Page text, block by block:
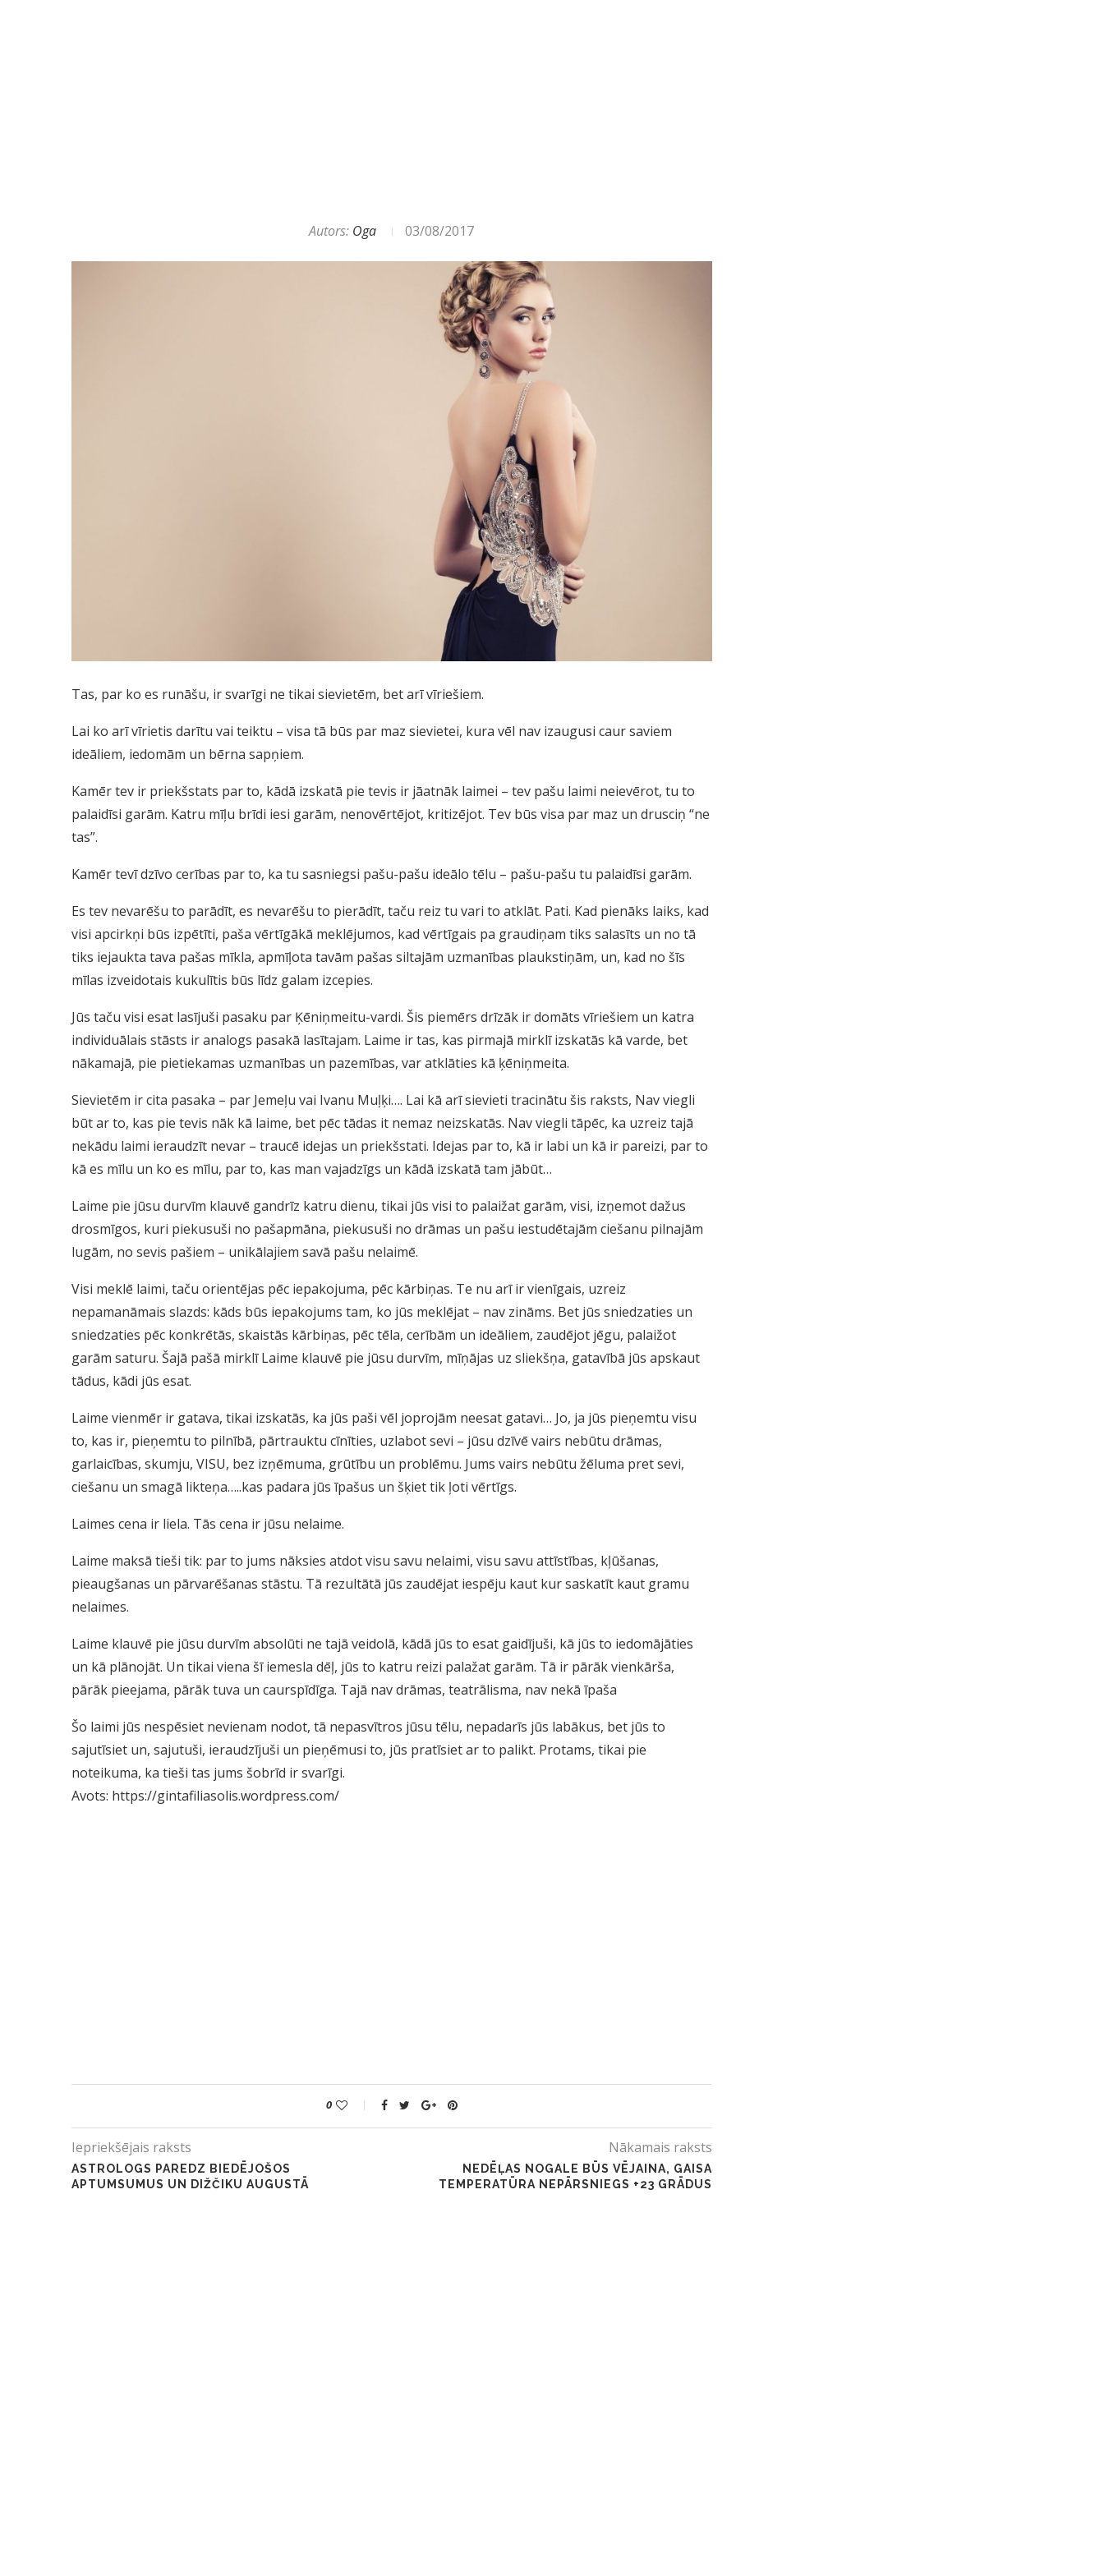
Autors: Oga 03/08/2017
Tas, par ko es runāšu, ir svarīgi ne tikai sievietēm, bet arī vīriešiem.
Lai ko arī vīrietis darītu vai teiktu – visa tā būs par maz sievietei, kura vēl nav izaugusi caur saviem
ideāliem, iedomām un bērna sapņiem.
Kamēr tev ir priekšstats par to, kādā izskatā pie tevis ir jāatnāk laimei – tev pašu laimi neievērot, tu to
palaidīsi garām. Katru mīļu brīdi iesi garām, nenovērtējot, kritizējot. Tev būs visa par maz un drusciņ “ne
tas”.
Kamēr tevī dzīvo cerības par to, ka tu sasniegsi pašu-pašu ideālo tēlu – pašu-pašu tu palaidīsi garām.
Es tev nevarēšu to parādīt, es nevarēšu to pierādīt, taču reiz tu vari to atklāt. Pati. Kad pienāks laiks, kad
visi apcirkņi būs izpētīti, paša vērtīgākā meklējumos, kad vērtīgais pa graudiņam tiks salasīts un no tā
tiks iejaukta tava pašas mīkla, apmīļota tavām pašas siltajām uzmanības plaukstiņām, un, kad no šīs
mīlas izveidotais kukulītis būs līdz galam izcepies.
Jūs taču visi esat lasījuši pasaku par Ķēniņmeitu-vardi. Šis piemērs drīzāk ir domāts vīriešiem un katra
individuālais stāsts ir analogs pasakā lasītajam. Laime ir tas, kas pirmajā mirklī izskatās kā varde, bet
nākamajā, pie pietiekamas uzmanības un pazemības, var atklāties kā ķēniņmeita.
Sievietēm ir cita pasaka – par Jemeļu vai Ivanu Muļķi…. Lai kā arī sievieti tracinātu šis raksts, Nav viegli
būt ar to, kas pie tevis nāk kā laime, bet pēc tādas it nemaz neizskatās. Nav viegli tāpēc, ka uzreiz tajā
nekādu laimi ieraudzīt nevar – traucē idejas un priekšstati. Idejas par to, kā ir labi un kā ir pareizi, par to
kā es mīlu un ko es mīlu, par to, kas man vajadzīgs un kādā izskatā tam jābūt…
Laime pie jūsu durvīm klauvē gandrīz katru dienu, tikai jūs visi to palaižat garām, visi, izņemot dažus
drosmīgos, kuri piekusuši no pašapmāna, piekusuši no drāmas un pašu iestudētajām ciešanu pilnajām
lugām, no sevis pašiem – unikālajiem savā pašu nelaimē.
Visi meklē laimi, taču orientējas pēc iepakojuma, pēc kārbiņas. Te nu arī ir vienīgais, uzreiz
nepamanāmais slazds: kāds būs iepakojums tam, ko jūs meklējat – nav zināms. Bet jūs sniedzaties un
sniedzaties pēc konkrētās, skaistās kārbiņas, pēc tēla, cerībām un ideāliem, zaudējot jēgu, palaižot
garām saturu. Šajā pašā mirklī Laime klauvē pie jūsu durvīm, mīņājas uz sliekšņa, gatavībā jūs apskaut
tādus, kādi jūs esat.
Laime vienmēr ir gatava, tikai izskatās, ka jūs paši vēl joprojām neesat gatavi… Jo, ja jūs pieņemtu visu
to, kas ir, pieņemtu to pilnībā, pārtrauktu cīnīties, uzlabot sevi – jūsu dzīvē vairs nebūtu drāmas,
garlaicības, skumju, VISU, bez izņēmuma, grūtību un problēmu. Jums vairs nebūtu žēluma pret sevi,
ciešanu un smagā likteņa…..kas padara jūs īpašus un šķiet tik ļoti vērtīgs.
Laimes cena ir liela. Tās cena ir jūsu nelaime.
Laime maksā tieši tik: par to jums nāksies atdot visu savu nelaimi, visu savu attīstības, kļūšanas,
pieaugšanas un pārvarēšanas stāstu. Tā rezultātā jūs zaudējat iespēju kaut kur saskatīt kaut gramu
nelaimes.
Laime klauvē pie jūsu durvīm absolūti ne tajā veidolā, kādā jūs to esat gaidījuši, kā jūs to iedomājāties
un kā plānojāt. Un tikai viena šī iemesla dēļ, jūs to katru reizi palažat garām. Tā ir pārāk vienkārša,
pārāk pieejama, pārāk tuva un caurspīdīga. Tajā nav drāmas, teatrālisma, nav nekā īpaša
Šo laimi jūs nespēsiet nevienam nodot, tā nepasvītros jūsu tēlu, nepadarīs jūs labākus, bet jūs to
sajutīsiet un, sajutuši, ieraudzījuši un pieņēmusi to, jūs pratīsiet ar to palikt. Protams, tikai pie
noteikuma, ka tieši tas jums šobrīd ir svarīgi.
Avots: https://gintafiliasolis.wordpress.com/
0
Iepriekšējais raksts
ASTROLOGS PAREDZ BIEDĒJOŠOS
APTUMSUMUS UN DIŽČIKU AUGUSTĀ
Nākamais raksts
NEDĒĻAS NOGALE BŪS VĒJAINA, GAISA
TEMPERATŪRA NEPĀRSNIEGS +23 GRĀDUS